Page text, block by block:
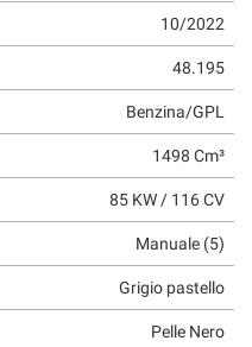
10/2022
48.195
Benzina/GPL
1498 Cm³
85 KW / 116 CV
Manuale (5)
Grigio pastello
Pelle Nero